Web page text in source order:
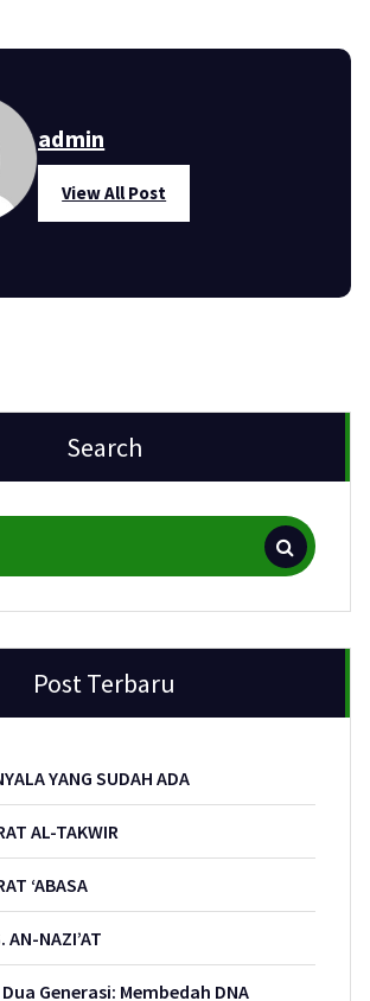
admin
View All Post
Search
Post Terbaru
YANG SUDAH ADA
AL-TAKWIR
‘ABASA
AN-NAZI’AT
Generasi: Membedah DNA